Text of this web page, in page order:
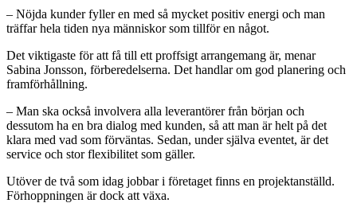
– Nöjda kunder fyller en med så mycket positiv energi och man
träffar hela tiden nya människor som tillför en något.
Det viktigaste för att få till ett proffsigt arrangemang är, menar
Sabina Jonsson, förberedelserna. Det handlar om god planering och
framförhållning.
– Man ska också involvera alla leverantörer från början och
dessutom ha en bra dialog med kunden, så att man är helt på det
klara med vad som förväntas. Sedan, under själva eventet, är det
service och stor flexibilitet som gäller.
Utöver de två som idag jobbar i företaget finns en projektanställd.
Förhoppningen är dock att växa.